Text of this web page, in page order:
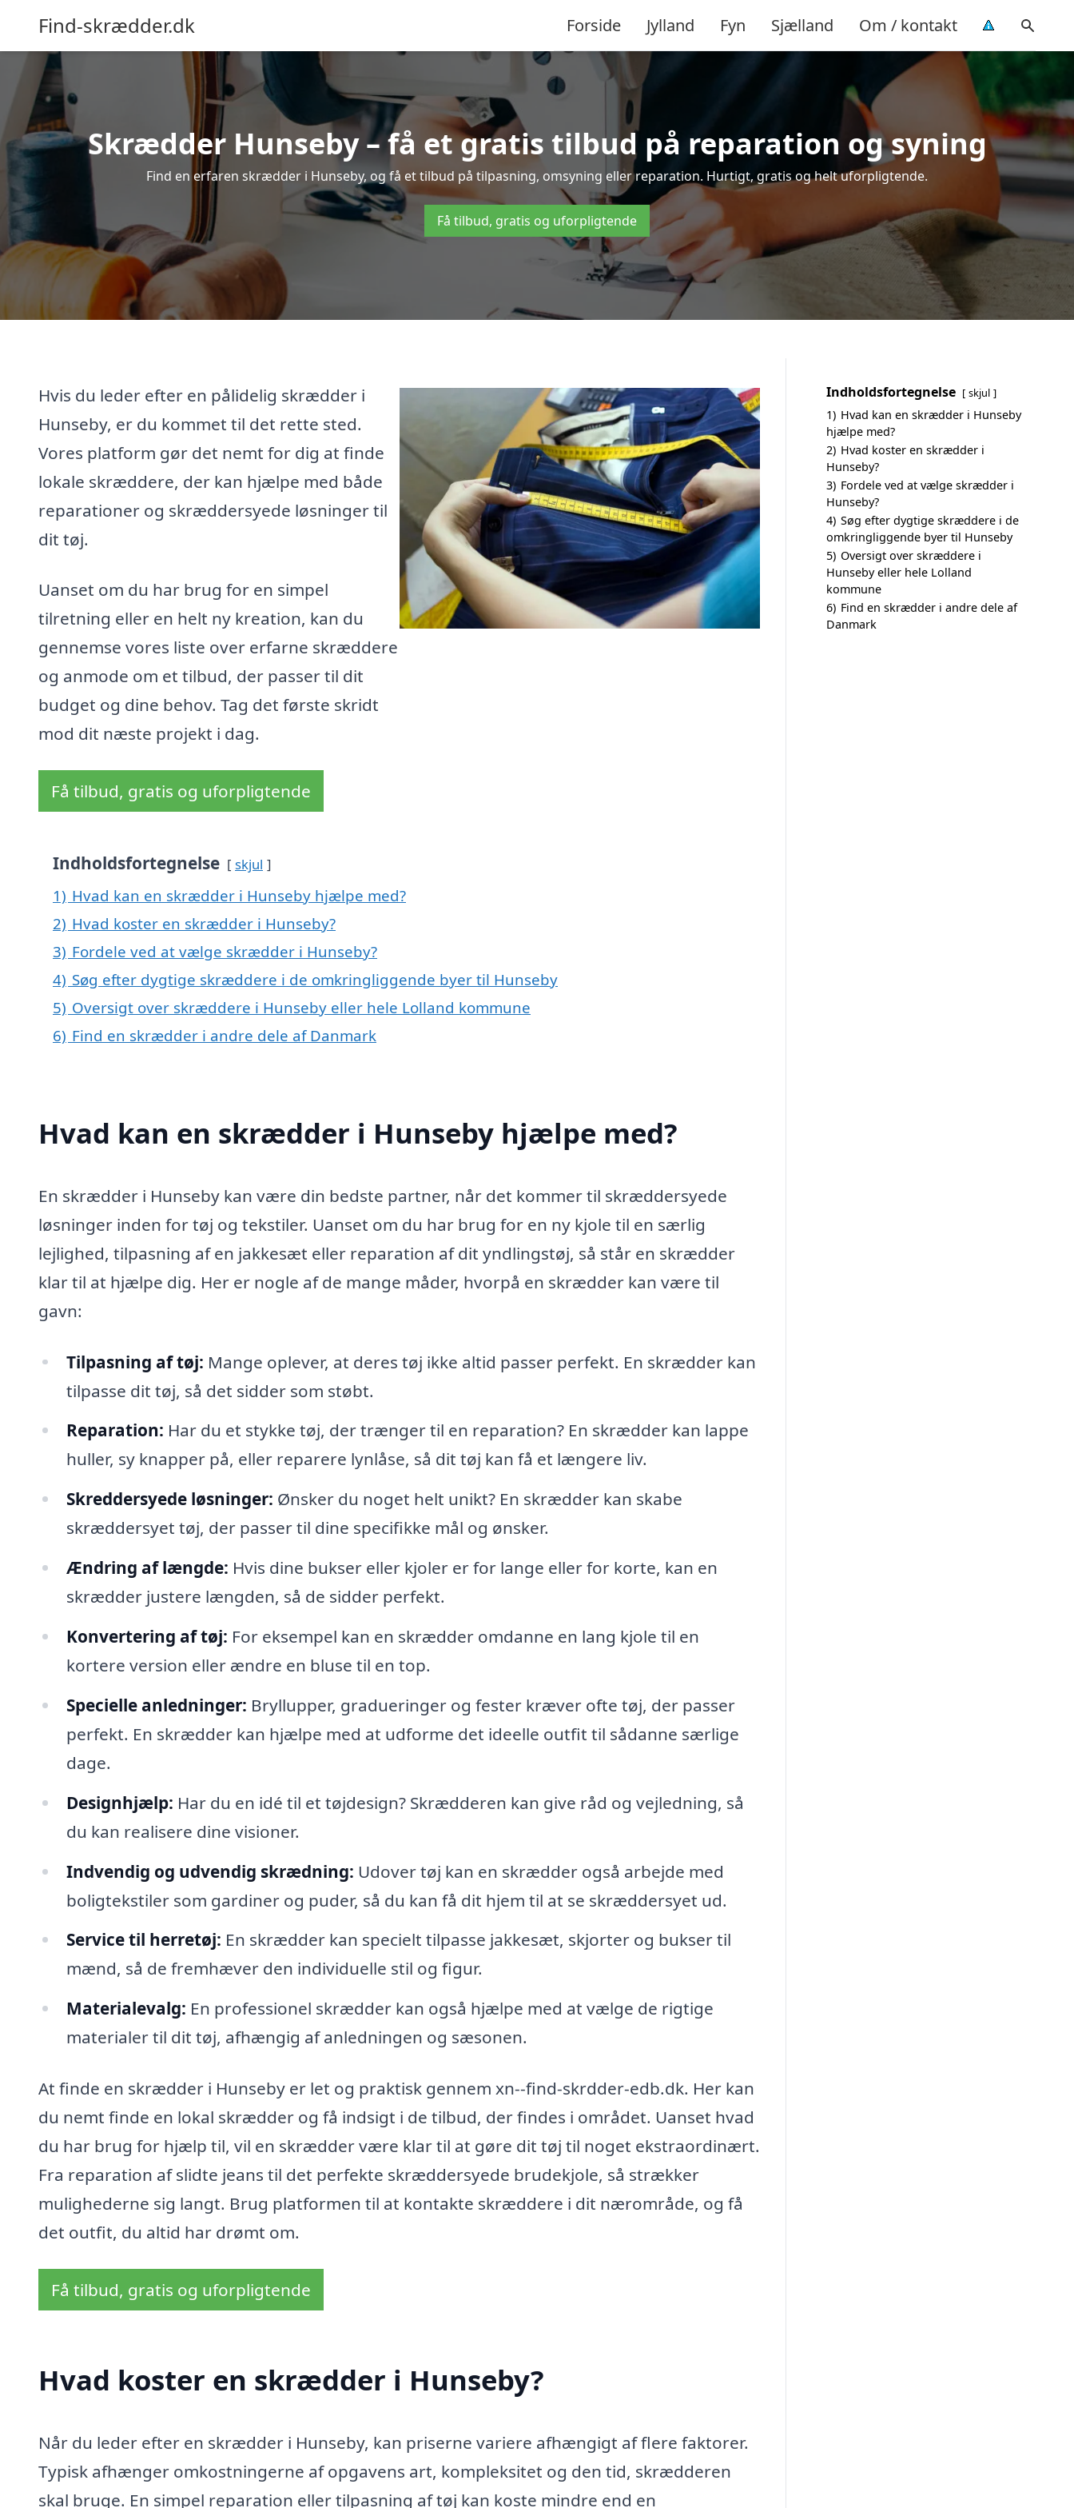
Find-skrædder.dk Forside Jylland Fyn Sjælland Om / kontakt
Skrædder Hunseby – få et gratis tilbud på reparation og syning
Find en erfaren skrædder i Hunseby, og få et tilbud på tilpasning, omsyning eller reparation. Hurtigt, gratis og helt uforpligtende.
Få tilbud, gratis og uforpligtende
Hvis du leder efter en pålidelig skrædder i
Hunseby, er du kommet til det rette sted.
Vores platform gør det nemt for dig at finde
lokale skræddere, der kan hjælpe med både
reparationer og skræddersyede løsninger til
dit tøj.
Uanset om du har brug for en simpel
tilretning eller en helt ny kreation, kan du
gennemse vores liste over erfarne skræddere
og anmode om et tilbud, der passer til dit
budget og dine behov. Tag det første skridt
mod dit næste projekt i dag.
Få tilbud, gratis og uforpligtende
Indholdsfortegnelse skjul
1) Hvad kan en skrædder i Hunseby hjælpe med?
2) Hvad koster en skrædder i Hunseby?
3) Fordele ved at vælge skrædder i Hunseby?
4) Søg efter dygtige skræddere i de omkringliggende byer til Hunseby
5) Oversigt over skræddere i Hunseby eller hele Lolland kommune
6) Find en skrædder i andre dele af Danmark
Hvad kan en skrædder i Hunseby hjælpe med?
En skrædder i Hunseby kan være din bedste partner, når det kommer til skræddersyede
løsninger inden for tøj og tekstiler. Uanset om du har brug for en ny kjole til en særlig
lejlighed, tilpasning af en jakkesæt eller reparation af dit yndlingstøj, så står en skrædder
klar til at hjælpe dig. Her er nogle af de mange måder, hvorpå en skrædder kan være til
gavn:
Tilpasning af tøj: Mange oplever, at deres tøj ikke altid passer perfekt. En skrædder kan
tilpasse dit tøj, så det sidder som støbt.
Reparation: Har du et stykke tøj, der trænger til en reparation? En skrædder kan lappe
huller, sy knapper på, eller reparere lynlåse, så dit tøj kan få et længere liv.
Skreddersyede løsninger: Ønsker du noget helt unikt? En skrædder kan skabe
skræddersyet tøj, der passer til dine specifikke mål og ønsker.
Ændring af længde: Hvis dine bukser eller kjoler er for lange eller for korte, kan en
skrædder justere længden, så de sidder perfekt.
Konvertering af tøj: For eksempel kan en skrædder omdanne en lang kjole til en
kortere version eller ændre en bluse til en top.
Specielle anledninger: Bryllupper, gradueringer og fester kræver ofte tøj, der passer
perfekt. En skrædder kan hjælpe med at udforme det ideelle outfit til sådanne særlige
dage.
Designhjælp: Har du en idé til et tøjdesign? Skrædderen kan give råd og vejledning, så
du kan realisere dine visioner.
Indvendig og udvendig skrædning: Udover tøj kan en skrædder også arbejde med
boligtekstiler som gardiner og puder, så du kan få dit hjem til at se skræddersyet ud.
Service til herretøj: En skrædder kan specielt tilpasse jakkesæt, skjorter og bukser til
mænd, så de fremhæver den individuelle stil og figur.
Materialevalg: En professionel skrædder kan også hjælpe med at vælge de rigtige
materialer til dit tøj, afhængig af anledningen og sæsonen.
At finde en skrædder i Hunseby er let og praktisk gennem xn--find-skrdder-edb.dk. Her kan
du nemt finde en lokal skrædder og få indsigt i de tilbud, der findes i området. Uanset hvad
du har brug for hjælp til, vil en skrædder være klar til at gøre dit tøj til noget ekstraordinært.
Fra reparation af slidte jeans til det perfekte skræddersyede brudekjole, så strækker
mulighederne sig langt. Brug platformen til at kontakte skræddere i dit nærområde, og få
det outfit, du altid har drømt om.
Få tilbud, gratis og uforpligtende
Hvad koster en skrædder i Hunseby?
Når du leder efter en skrædder i Hunseby, kan priserne variere afhængigt af flere faktorer.
Typisk afhænger omkostningerne af opgavens art, kompleksitet og den tid, skrædderen
skal bruge. En simpel reparation eller tilpasning af tøj kan koste mindre end en
Indholdsfortegnelse skjul
1) Hvad kan en skrædder i Hunseby
hjælpe med?
2) Hvad koster en skrædder i
Hunseby?
3) Fordele ved at vælge skrædder i
Hunseby?
4) Søg efter dygtige skræddere i de
omkringliggende byer til Hunseby
5) Oversigt over skræddere i
Hunseby eller hele Lolland
kommune
6) Find en skrædder i andre dele af
Danmark